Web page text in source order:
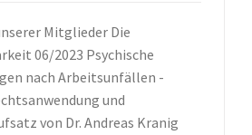
Mitglieder Die
06/2023 Psychische
nach Arbeitsunfällen -
und
von Dr. Andreas Kranig